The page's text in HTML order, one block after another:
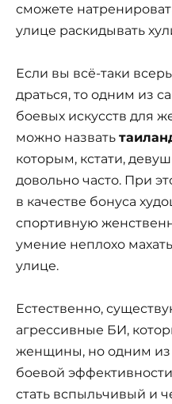
сможете
улице раскидывать
Если вы всё-таки
драться, то одним из
боевых искусств для
можно назвать
которым, кстати,
довольно часто. При
в качестве бонуса
спортивную
умение неплохо
улице.
Естественно,
агрессивные БИ,
женщины, но одним из
боевой
стать вспыльчивый и